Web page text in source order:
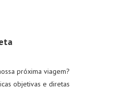
próxima viagem?
objetivas e diretas